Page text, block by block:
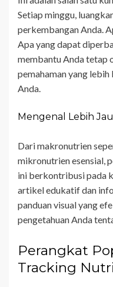
Setiap minggu,
perkembangan Anda.
Apa yang dapat
membantu Anda tetap
pemahaman yang
Anda.
Mengenal Lebih
Dari makronutrien
mikronutrien esensial,
ini berkontribusi pada
artikel edukatif dan
panduan visual yang
pengetahuan Anda
Perangkat
Tracking